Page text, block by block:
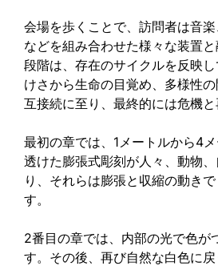
会場を歩くことで、訪問者は音
などを組み合わせた様々な装置
段階は、存在のサイクルを反映
けさから生命の目覚め、多様性
互接続に至り、最終的には危機と
最初の章では、1メートルから4
透けた膨張式彫刻が人々、動物
り、それらは膨張と収縮の動き
す。
2番目の章では、内部の光で色が
す。その後、再び自然な白色に